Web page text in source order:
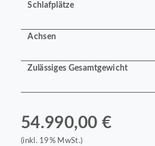
Schlafplätze
Achsen
Zulässiges Gesamtgewicht
54.990,00 €
(inkl. 19% MwSt.)